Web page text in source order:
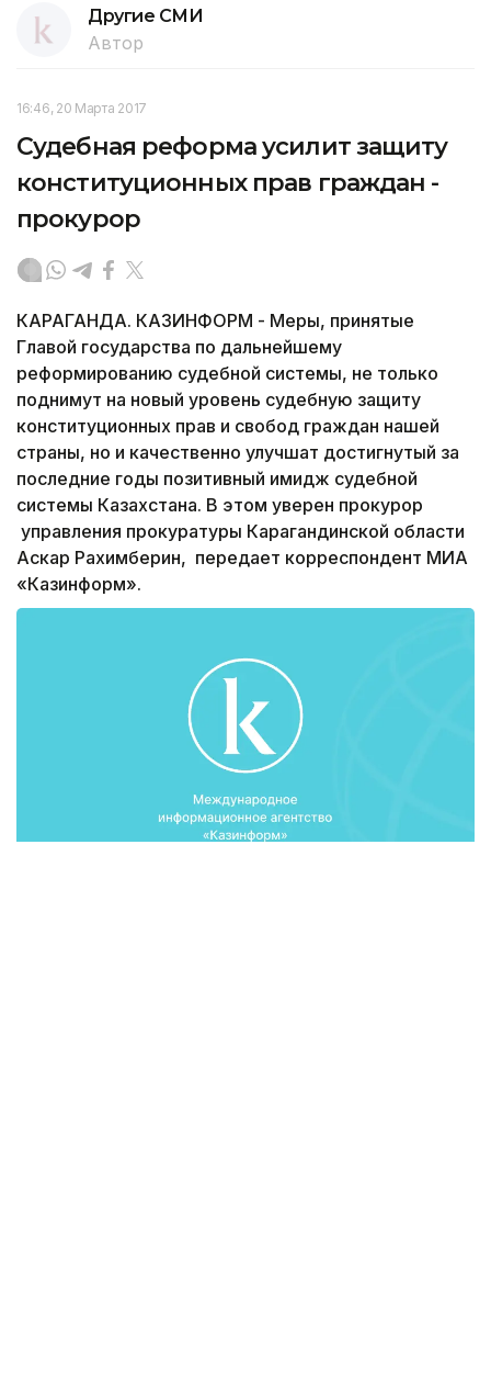
Другие СМИ
Автор
16:46, 20 Марта 2017
Судебная реформа усилит защиту
конституционных прав граждан -
прокурор
КАРАГАНДА. КАЗИНФОРМ - Меры, принятые
Главой государства по дальнейшему
реформированию судебной системы, не только
поднимут на новый уровень судебную защиту
конституционных прав и свобод граждан нашей
страны, но и качественно улучшат достигнутый за
последние годы позитивный имидж судебной
системы Казахстана. В этом уверен прокурор
управления прокуратуры Карагандинской области
Аскар Рахимберин, передает корреспондент МИА
«Казинформ».